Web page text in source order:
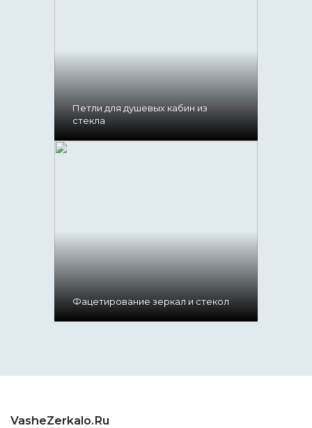
Петли для душевых кабин из
стекла
Фацетирование зеркал и стекол
VasheZerkalo.Ru